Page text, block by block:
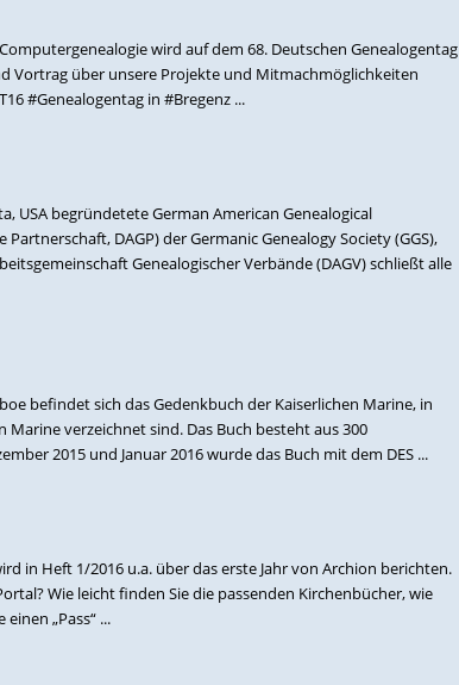
wird auf dem 68. Deutschen Genealogentag
Vortrag über unsere Projekte und Mitmachmöglichkeiten
#Genealogentag in #Bregenz ...
USA begründetete German American Genealogical
DAGP) der Germanic Genealogy Society (GGS),
Genealogischer Verbände (DAGV) schließt alle
befindet sich das Gedenkbuch der Kaiserlichen Marine, in
verzeichnet sind. Das Buch besteht aus 300
2015 und Januar 2016 wurde das Buch mit dem DES ...
in Heft 1/2016 u.a. über das erste Jahr von Archion berichten.
Wie leicht finden Sie die passenden Kirchenbücher, wie
„Pass“ ...